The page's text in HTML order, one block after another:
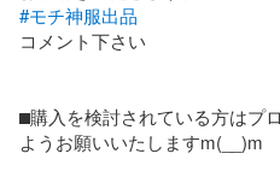
#モチ神服出品
コメント下さい
⬛︎購入を検討されている方はプ
ようお願いいたしますm(__)m